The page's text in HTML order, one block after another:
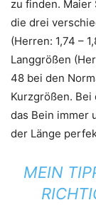
zu finden.
die drei
(Herren: 1,74 –
Langgrößen
48 bei den
Kurzgrößen.
das Bein immer
der Länge
MEIN